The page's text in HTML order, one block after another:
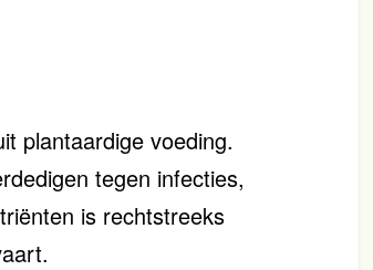
plantaardige voeding.
tegen infecties,
is rechtstreeks